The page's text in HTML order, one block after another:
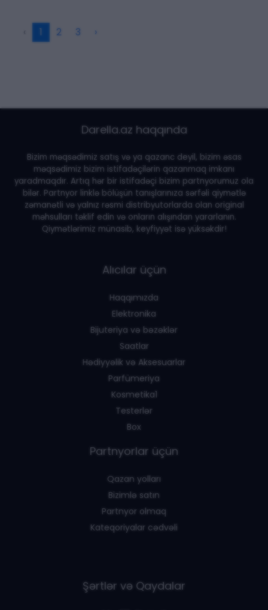
1 2 3 ›
Darella.az haqqında
Bizim məqsədimiz satış və ya qazanc deyil, bizim əsas
məqsədimiz bizim istifadəçilərin qazanmaq imkanı
yaradmaqdır. Artıq hər bir istifadəçi bizim partnyorumuz ola
bilər. Partnyor linklə bölüşün tanışlarınıza sərfəli qiymətlə
zəmanətli və yalnız rəsmi distribyutorlarda olan original
məhsulları təklif edin və onların alışından yararlanın.
Qiymətlərimiz münasib, keyfiyyət isə yüksəkdir!
Alıcılar üçün
Haqqımızda
Elektronika
Bijuteriya və bəzəklər
Saatlar
Hədiyyəlik və Aksesuarlar
Parfümeriya
Kosmetika1
Testerlər
Box
Partnyorlar üçün
Qazan yolları
Bizimlə satın
Partnyor olmaq
Kateqoriyalar cədvəli
Şərtlər və Qaydalar